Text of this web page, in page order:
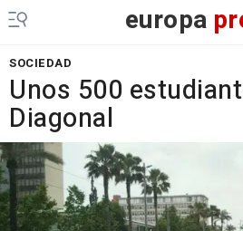
europa
SOCIEDAD
Unos 500
Diagonal